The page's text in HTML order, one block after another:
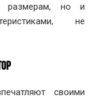
размерам, но и
не
своими